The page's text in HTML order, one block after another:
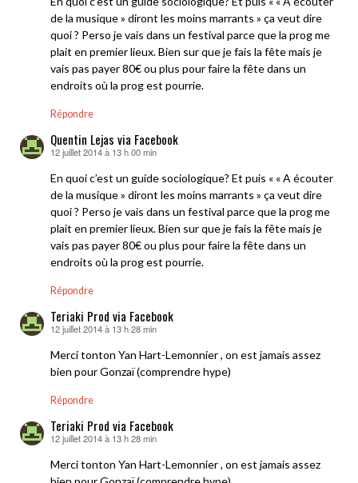
de la musique » diront les moins marrants » ça veut dire
quoi ? Perso je vais dans un festival parce que la prog me
plait en premier lieux. Bien sur que je fais la fête mais je
vais pas payer 80€ ou plus pour faire la fête dans un
endroits où la prog est pourrie.
Répondre
Quentin Lejas via Facebook
dit :
12 juillet 2014 à 13 h 00 min
En quoi c’est un guide sociologique? Et puis « « A écouter
de la musique » diront les moins marrants » ça veut dire
quoi ? Perso je vais dans un festival parce que la prog me
plait en premier lieux. Bien sur que je fais la fête mais je
vais pas payer 80€ ou plus pour faire la fête dans un
endroits où la prog est pourrie.
Répondre
Teriaki Prod via Facebook
dit :
12 juillet 2014 à 13 h 28 min
Merci tonton Yan Hart-Lemonnier , on est jamais assez
bien pour Gonzaï (comprendre hype)
Répondre
Teriaki Prod via Facebook
dit :
12 juillet 2014 à 13 h 28 min
Merci tonton Yan Hart-Lemonnier , on est jamais assez